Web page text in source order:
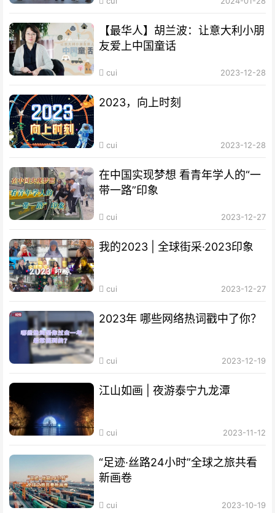
【最华人】胡兰波：让意大利小朋
友爱上中国童话
cui 2023-12-28
2023，向上时刻
cui 2023-12-28
在中国实现梦想 看青年学人的“一
带一路”印象
cui 2023-12-27
我的2023 | 全球街采·2023印象
cui 2023-12-27
2023年 哪些网络热词戳中了你？
cui 2023-12-19
江山如画 | 夜游泰宁九龙潭
cui 2023-11-12
“足迹·丝路24小时”全球之旅共看
新画卷
cui 2023-10-19